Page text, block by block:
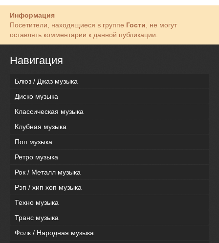
Информация
Посетители, находящиеся в группе Гости, не могут
оставлять комментарии к данной публикации.
Навигация
Блюз / Джаз музыка
Диско музыка
Классическая музыка
Клубная музыка
Поп музыка
Ретро музыка
Рок / Металл музыка
Рэп / хип хоп музыка
Техно музыка
Транс музыка
Фолк / Народная музыка